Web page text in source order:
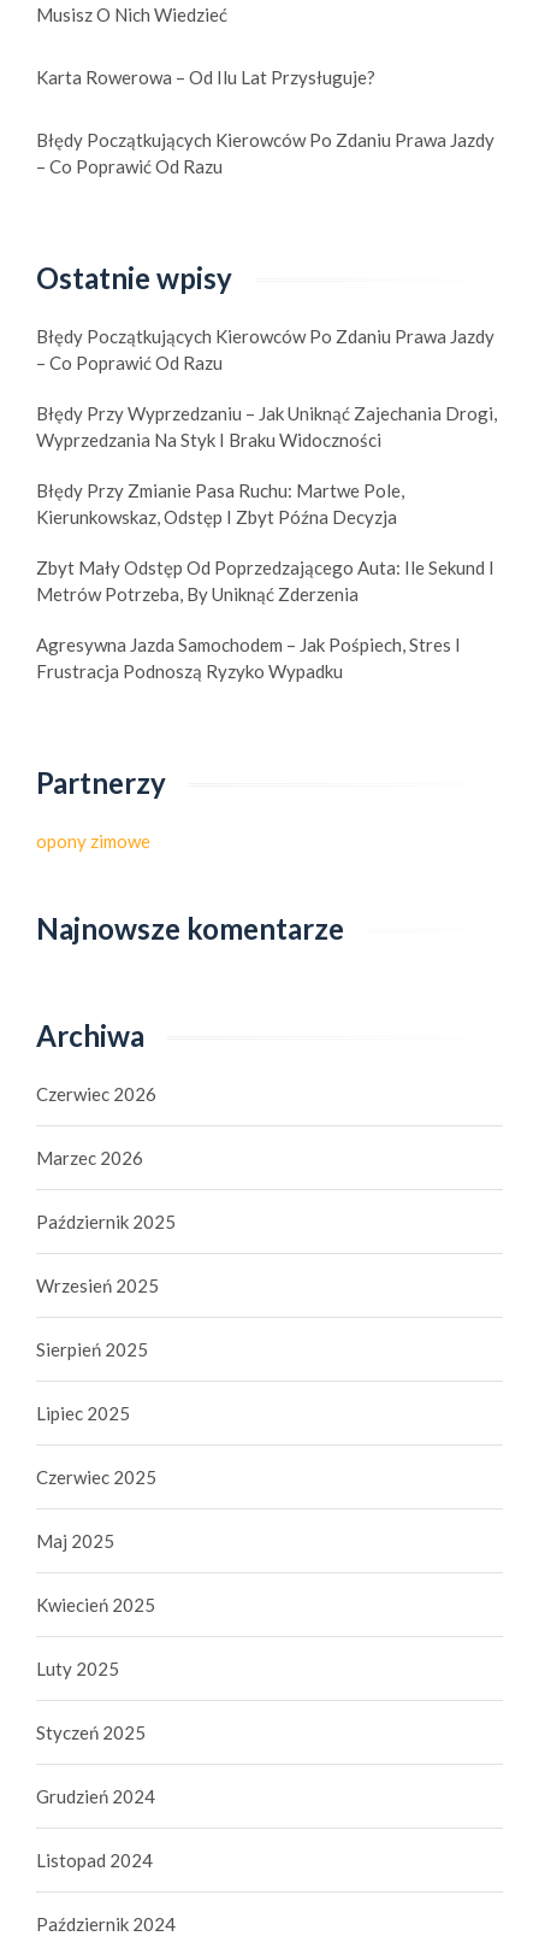
Musisz O Nich Wiedzieć
Karta Rowerowa – Od Ilu Lat Przysługuje?
Błędy Początkujących Kierowców Po Zdaniu Prawa Jazdy
– Co Poprawić Od Razu
Ostatnie wpisy
Błędy Początkujących Kierowców Po Zdaniu Prawa Jazdy
– Co Poprawić Od Razu
Błędy Przy Wyprzedzaniu – Jak Uniknąć Zajechania Drogi,
Wyprzedzania Na Styk I Braku Widoczności
Błędy Przy Zmianie Pasa Ruchu: Martwe Pole,
Kierunkowskaz, Odstęp I Zbyt Późna Decyzja
Zbyt Mały Odstęp Od Poprzedzającego Auta: Ile Sekund I
Metrów Potrzeba, By Uniknąć Zderzenia
Agresywna Jazda Samochodem – Jak Pośpiech, Stres I
Frustracja Podnoszą Ryzyko Wypadku
Partnerzy
opony zimowe
Najnowsze komentarze
Archiwa
Czerwiec 2026
Marzec 2026
Październik 2025
Wrzesień 2025
Sierpień 2025
Lipiec 2025
Czerwiec 2025
Maj 2025
Kwiecień 2025
Luty 2025
Styczeń 2025
Grudzień 2024
Listopad 2024
Październik 2024